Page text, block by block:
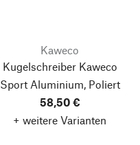
Kaweco
Kugelschreiber Kaweco
Sport Aluminium, Poliert
58,50 €
+ weitere Varianten